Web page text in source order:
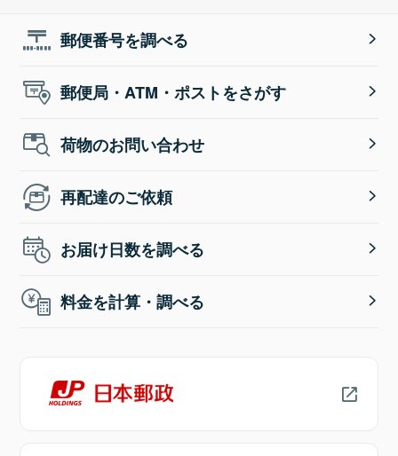
郵便番号を調べる
郵便局・ATM・ポストをさがす
荷物のお問い合わせ
再配達のご依頼
お届け日数を調べる
料金を計算・調べる